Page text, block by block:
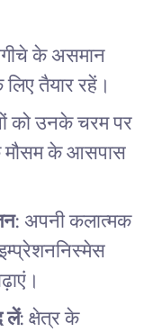
के असमान
तैयार रहें।
को उनके चरम पर
के आसपास
अपनी कलात्मक
लें: क्षेत्र के